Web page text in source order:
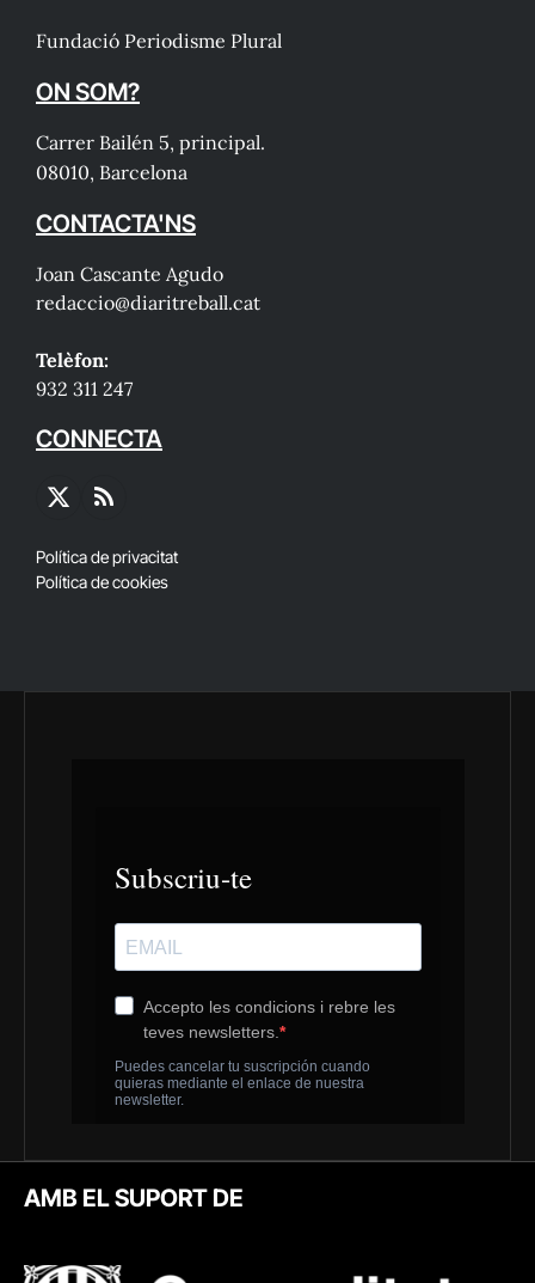
Fundació Periodisme Plural
ON SOM?
Carrer Bailén 5, principal.
08010, Barcelona
CONTACTA'NS
Joan Cascante Agudo
redaccio@diaritreball.cat
Telèfon:
932 311 247
CONNECTA
X
RSS
Política de privacitat
Política de cookies
AMB EL SUPORT DE